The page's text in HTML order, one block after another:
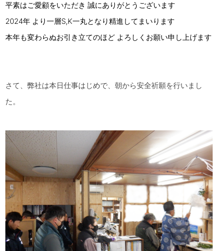
平素はご愛顧をいただき 誠にありがとうございます
2024年 より一層S,K一丸となり精進してまいります
本年も変わらぬお引き立てのほど よろしくお願い申し上げます
さて、弊社は本日仕事はじめで、朝から安全祈願を行いまし
た。